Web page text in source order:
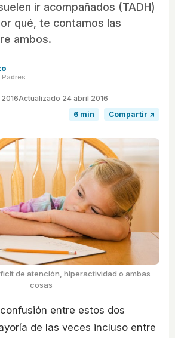
ir acompañados (TADH)
qué, te contamos las
ambos.
Actualizado 24 abril 2016
6 min
Compartir ↗
de atención, hiperactividad o ambas
cosas
entre estos dos
de las veces incluso entre